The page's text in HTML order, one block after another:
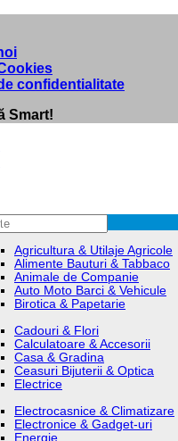
confidentialitate
Smart!
Agricultura & Utilaje Agricole
Alimente Bauturi & Tabbaco
Animale de Companie
Auto Moto Barci & Vehicule
Birotica & Papetarie
Cadouri & Flori
Calculatoare & Accesorii
Casa & Gradina
Ceasuri Bijuterii & Optica
Electrice
Electrocasnice & Climatizare
Electronice & Gadget-uri
Energie